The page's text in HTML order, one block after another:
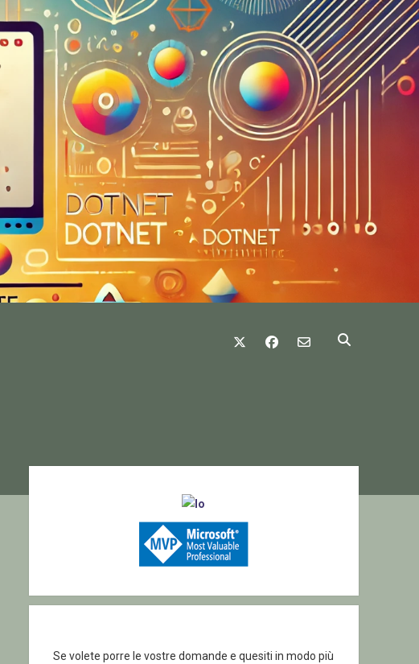
twitter facebook
email-form
Se volete porre le vostre domande e quesiti in modo più